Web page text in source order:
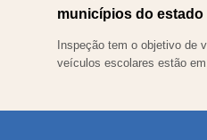
municípios do estado
Inspeção tem o objetivo de
veículos escolares estão